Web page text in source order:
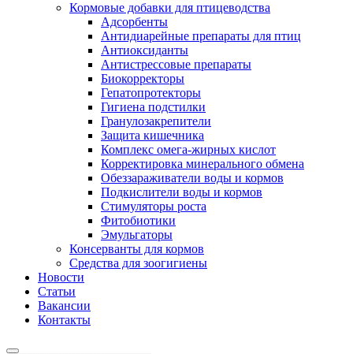
Кормовые добавки для птицеводства
Адсорбенты
Антидиарейные препараты для птиц
Антиоксиданты
Антистрессовые препараты
Биокорректоры
Гепатопротекторы
Гигиена подстилки
Гранулозакрепители
Защита кишечника
Комплекс омега-жирных кислот
Корректировка минерального обмена
Обеззараживатели воды и кормов
Подкислители воды и кормов
Стимуляторы роста
Фитобиотики
Эмульгаторы
Консерванты для кормов
Средства для зоогигиены
Новости
Статьи
Вакансии
Контакты